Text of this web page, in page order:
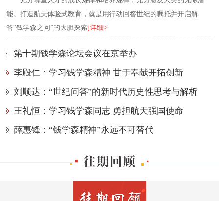
能。打造航天体验式教育，就是用行动回答世纪的嘱托并开启解
答“钱学森之问”的大胆探索[详细>
第十期钱学森论坛会议在京举办
李殿仁：学习钱学森精神 甘于奉献开拓创新
刘顺达：“世纪问答”的新时代历史性思考与解析
王礼恒：学习钱学森同志 勇担航天强国使命
薛惠锋：“钱学森精神”永远不可替代